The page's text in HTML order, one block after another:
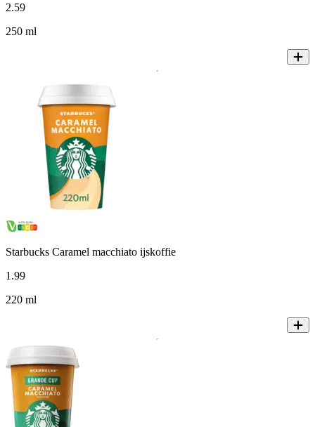
2.59
250 ml
Starbucks Caramel macchiato ijskoffie
1 .99
220 ml